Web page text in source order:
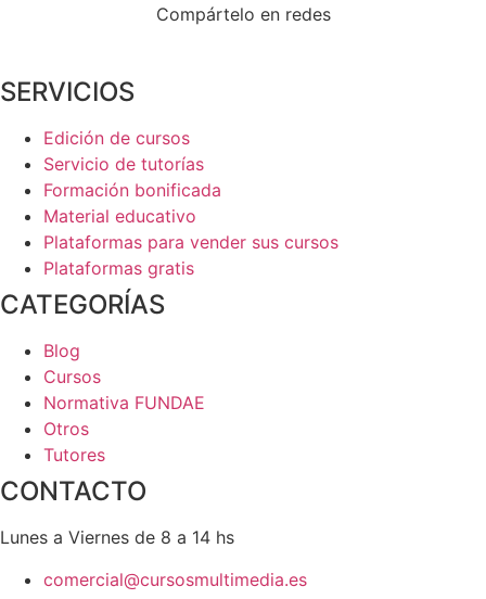
Compártelo en redes
SERVICIOS
Edición de cursos
Servicio de tutorías
Formación bonificada
Material educativo
Plataformas para vender sus cursos
Plataformas gratis
CATEGORÍAS
Blog
Cursos
Normativa FUNDAE
Otros
Tutores
CONTACTO
Lunes a Viernes de 8 a 14 hs
comercial@cursosmultimedia.es